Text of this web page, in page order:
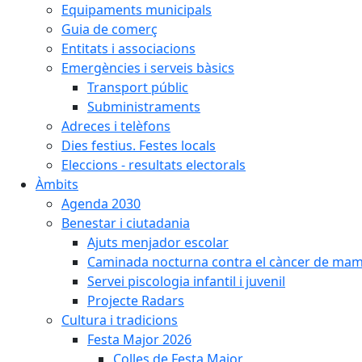
Equipaments municipals
Guia de comerç
Entitats i associacions
Emergències i serveis bàsics
Transport públic
Subministraments
Adreces i telèfons
Dies festius. Festes locals
Eleccions - resultats electorals
Àmbits
Agenda 2030
Benestar i ciutadania
Ajuts menjador escolar
Caminada nocturna contra el càncer de
Servei piscologia infantil i juvenil
Projecte Radars
Cultura i tradicions
Festa Major 2026